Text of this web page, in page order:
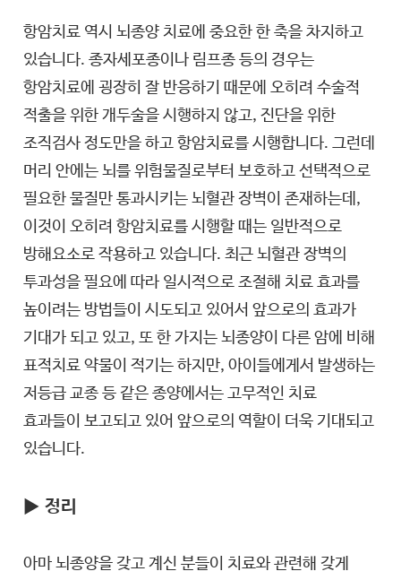
항암치료 역시 뇌종양 치료에 중요한 한 축을 차지하고
있습니다. 종자세포종이나 림프종 등의 경우는
항암치료에 굉장히 잘 반응하기 때문에 오히려 수술적
적출을 위한 개두술을 시행하지 않고, 진단을 위한
조직검사 정도만을 하고 항암치료를 시행합니다. 그런데
머리 안에는 뇌를 위험물질로부터 보호하고 선택적으로
필요한 물질만 통과시키는 뇌혈관 장벽이 존재하는데,
이것이 오히려 항암치료를 시행할 때는 일반적으로
방해요소로 작용하고 있습니다. 최근 뇌혈관 장벽의
투과성을 필요에 따라 일시적으로 조절해 치료 효과를
높이려는 방법들이 시도되고 있어서 앞으로의 효과가
기대가 되고 있고, 또 한 가지는 뇌종양이 다른 암에 비해
표적치료 약물이 적기는 하지만, 아이들에게서 발생하는
저등급 교종 등 같은 종양에서는 고무적인 치료
효과들이 보고되고 있어 앞으로의 역할이 더욱 기대되고
있습니다.
▶정리
아마 뇌종양을 갖고 계신 분들이 치료와 관련해 갖게